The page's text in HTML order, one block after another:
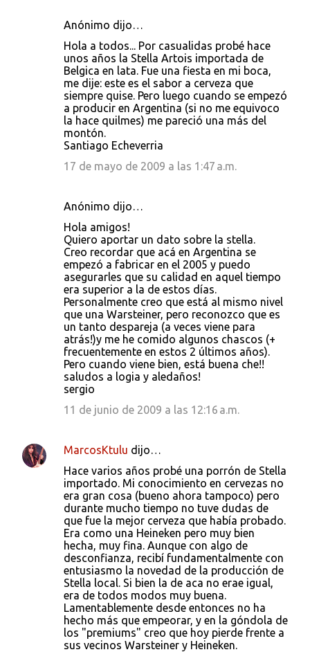
Anónimo dijo…
Hola a todos... Por casualidas probé hace
unos años la Stella Artois importada de
Belgica en lata. Fue una fiesta en mi boca,
me dije: este es el sabor a cerveza que
siempre quise. Pero luego cuando se empezó
a producir en Argentina (si no me equivoco
la hace quilmes) me pareció una más del
montón.
Santiago Echeverria
17 de mayo de 2009 a las 1:47 a.m.
Anónimo dijo…
Hola amigos!
Quiero aportar un dato sobre la stella.
Creo recordar que acá en Argentina se
empezó a fabricar en el 2005 y puedo
asegurarles que su calidad en aquel tiempo
era superior a la de estos días.
Personalmente creo que está al mismo nivel
que una Warsteiner, pero reconozco que es
un tanto despareja (a veces viene para
atrás!)y me he comido algunos chascos (+
frecuentemente en estos 2 últimos años).
Pero cuando viene bien, está buena che!!
saludos a logia y aledaños!
sergio
11 de junio de 2009 a las 12:16 a.m.
MarcosKtulu dijo…
Hace varios años probé una porrón de Stella
importado. Mi conocimiento en cervezas no
era gran cosa (bueno ahora tampoco) pero
durante mucho tiempo no tuve dudas de
que fue la mejor cerveza que había probado.
Era como una Heineken pero muy bien
hecha, muy fina. Aunque con algo de
desconfianza, recibí fundamentalmente con
entusiasmo la novedad de la producción de
Stella local. Si bien la de aca no erae igual,
era de todos modos muy buena.
Lamentablemente desde entonces no ha
hecho más que empeorar, y en la góndola de
los "premiums" creo que hoy pierde frente a
sus vecinos Warsteiner y Heineken.